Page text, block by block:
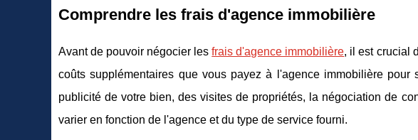
Comprendre les frais d'agence immobilière
Avant de pouvoir négocier lesfrais d'agence immobilière, il est crucial
coûts supplémentaires que vous payez à l'agence immobilière
publicité de votre bien, des visites de propriétés, la négociation de
varier en fonction de l'agence et du type de service fourni.